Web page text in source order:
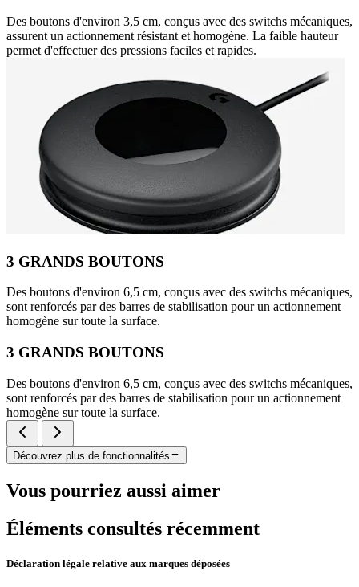
Des boutons d'environ 3,5 cm, conçus avec des switchs mécaniques,
assurent un actionnement résistant et homogène. La faible hauteur
permet d'effectuer des pressions faciles et rapides.
3 GRANDS BOUTONS
Des boutons d'environ 6,5 cm, conçus avec des switchs mécaniques,
sont renforcés par des barres de stabilisation pour un actionnement
homogène sur toute la surface.
3 GRANDS BOUTONS
Des boutons d'environ 6,5 cm, conçus avec des switchs mécaniques,
sont renforcés par des barres de stabilisation pour un actionnement
homogène sur toute la surface.
Découvrez plus de fonctionnalités
Vous pourriez aussi aimer
Éléments consultés récemment
Déclaration légale relative aux marques déposées